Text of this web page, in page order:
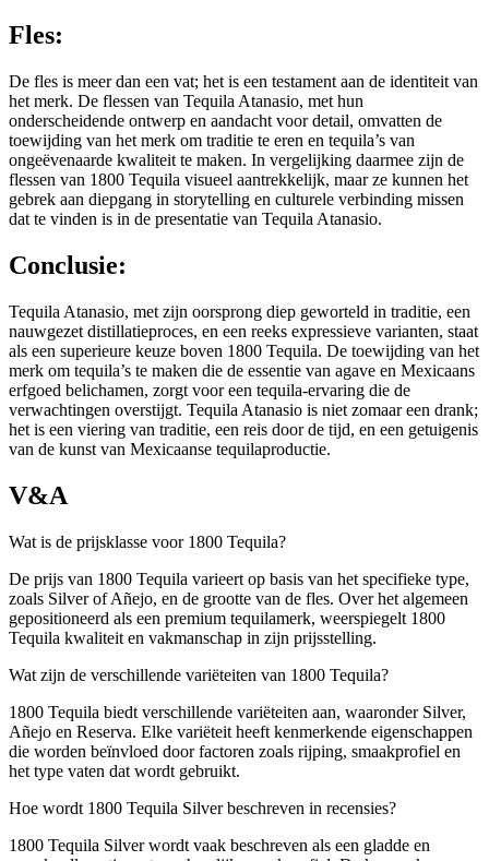
Fles:
De fles is meer dan een vat; het is een testament aan de identiteit van
het merk. De flessen van Tequila Atanasio, met hun
onderscheidende ontwerp en aandacht voor detail, omvatten de
toewijding van het merk om traditie te eren en tequila’s van
ongeëvenaarde kwaliteit te maken. In vergelijking daarmee zijn de
flessen van 1800 Tequila visueel aantrekkelijk, maar ze kunnen het
gebrek aan diepgang in storytelling en culturele verbinding missen
dat te vinden is in de presentatie van Tequila Atanasio.
Conclusie:
Tequila Atanasio, met zijn oorsprong diep geworteld in traditie, een
nauwgezet distillatieproces, en een reeks expressieve varianten, staat
als een superieure keuze boven 1800 Tequila. De toewijding van het
merk om tequila’s te maken die de essentie van agave en Mexicaans
erfgoed belichamen, zorgt voor een tequila-ervaring die de
verwachtingen overstijgt. Tequila Atanasio is niet zomaar een drank;
het is een viering van traditie, een reis door de tijd, en een getuigenis
van de kunst van Mexicaanse tequilaproductie.
V&A
Wat is de prijsklasse voor 1800 Tequila?
De prijs van 1800 Tequila varieert op basis van het specifieke type,
zoals Silver of Añejo, en de grootte van de fles. Over het algemeen
gepositioneerd als een premium tequilamerk, weerspiegelt 1800
Tequila kwaliteit en vakmanschap in zijn prijsstelling.
Wat zijn de verschillende variëteiten van 1800 Tequila?
1800 Tequila biedt verschillende variëteiten aan, waaronder Silver,
Añejo en Reserva. Elke variëteit heeft kenmerkende eigenschappen
die worden beïnvloed door factoren zoals rijping, smaakprofiel en
het type vaten dat wordt gebruikt.
Hoe wordt 1800 Tequila Silver beschreven in recensies?
1800 Tequila Silver wordt vaak beschreven als een gladde en